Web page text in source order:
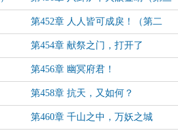
更）
第452章 人人皆可成戾！（第二
更）
第454章 献祭之门，打开了
第456章 幽冥府君！
第458章 抗天，又如何？
第460章 千山之中，万妖之城